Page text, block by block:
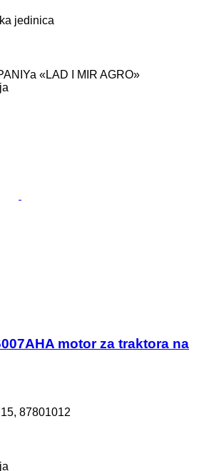
jedinica
«LAD I MIR AGRO»
motor za traktora na
87801012